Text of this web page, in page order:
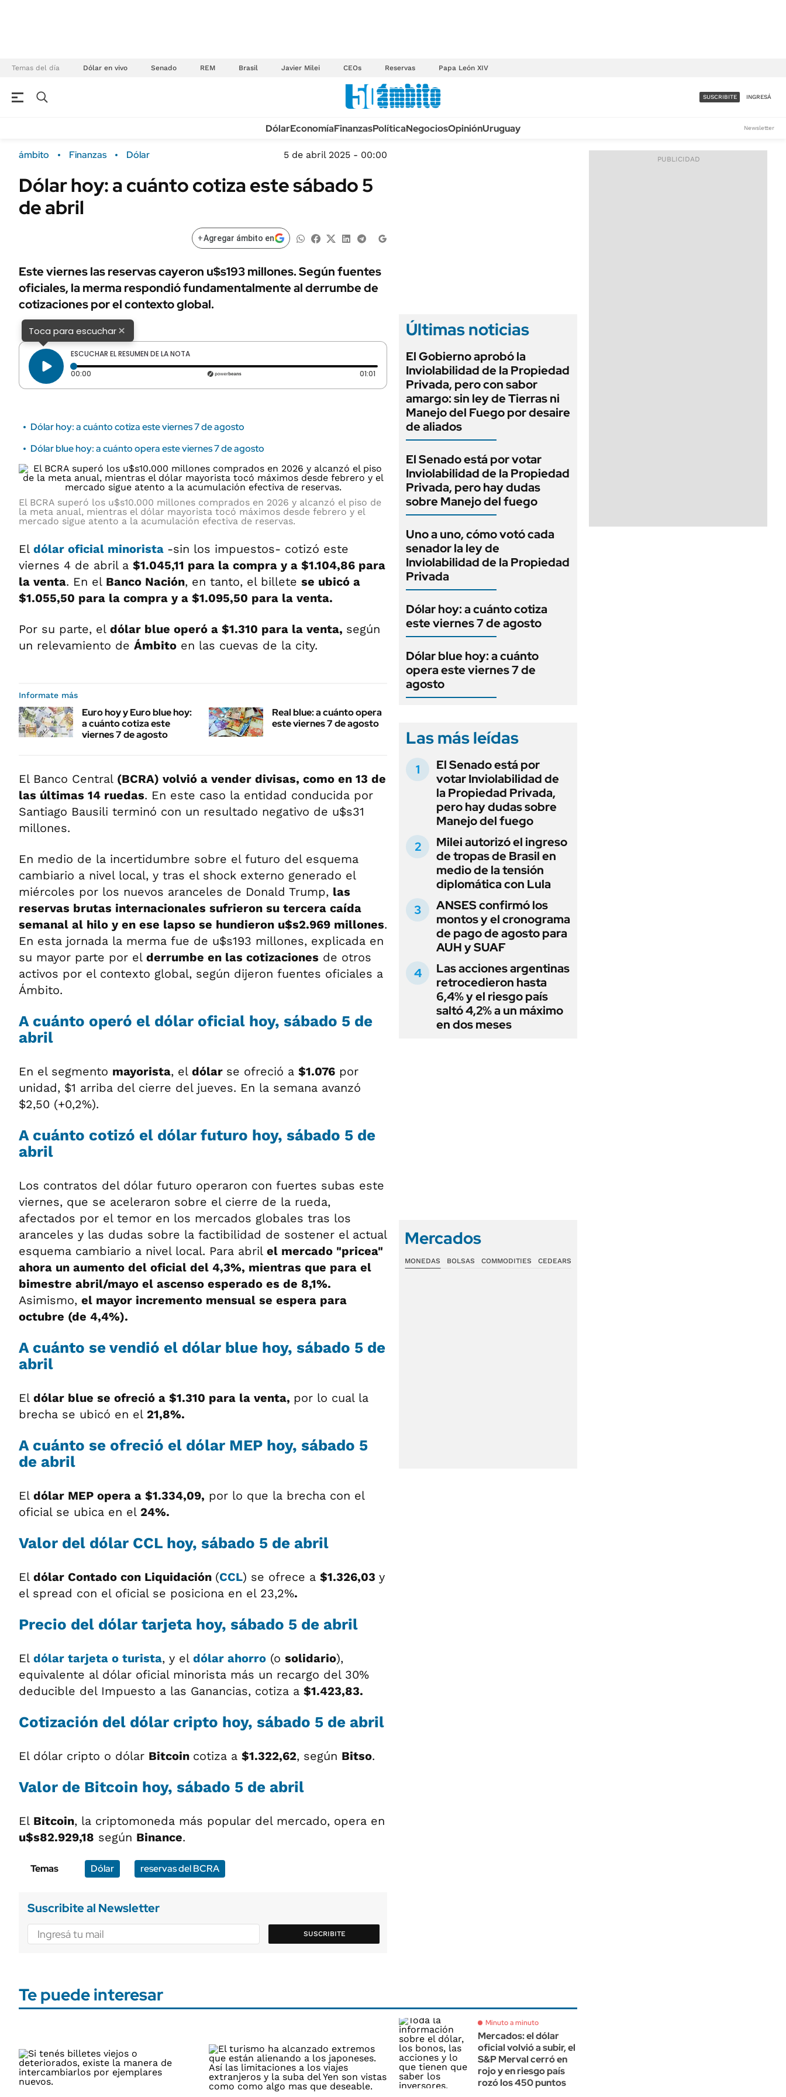
Temas del día Dólar en vivo Senado REM Brasil Javier Milei CEOs Reservas Papa León XIV
Campo
FINANZAS
ÁMBITO DEBATE
MEDIAKIT AMBITO DEBATE
Sustentabilidad
POLÍTICA
Municipios
URUGUAY
TECNOLOGÍA
MÉXICO
MUNDO
LIFESTYLE
AUTOS
ACCESO FULL - $1.800/MES
SUSCRIBITE INGRESÁ
DólarEconomíaFinanzasPolíticaNegociosOpiniónUruguay Newsletter
ámbito Finanzas Dólar 5 de abril 2025 - 00:00
Dólar hoy: a cuánto cotiza este sábado 5
de abril
+Agregar ámbito en
Este viernes las reservas cayeron u$s193 millones. Según fuentes
oficiales, la merma respondió fundamentalmente al derrumbe de
cotizaciones por el contexto global.
Toca para escuchar×
ESCUCHAR EL RESUMEN DE LA NOTA
00:00 Tiempo transcurrido: 0 segundos 01:01Duración: 1 minutos y 1 segundos
Dólar hoy: a cuánto cotiza este viernes 7 de agosto
Dólar blue hoy: a cuánto opera este viernes 7 de agosto
El BCRA superó los u$s10.000 millones comprados en 2026 y alcanzó el piso de
la meta anual, mientras el dólar mayorista tocó máximos desde febrero y el
mercado sigue atento a la acumulación efectiva de reservas.
El dólar oficial minorista -sin los impuestos- cotizó este
viernes 4 de abril a $1.045,11 para la compra y a $1.104,86 para
la venta. En el Banco Nación, en tanto, el billete se ubicó a
$1.055,50 para la compra y a $1.095,50 para la venta.
Por su parte, el dólar blue operó a $1.310 para la venta, según
un relevamiento de Ámbito en las cuevas de la city.
Informate más
Euro hoy y Euro blue hoy:
a cuánto cotiza este
viernes 7 de agosto
Real blue: a cuánto opera
este viernes 7 de agosto
El Banco Central (BCRA) volvió a vender divisas, como en 13 de
las últimas 14 ruedas. En este caso la entidad conducida por
Santiago Bausili terminó con un resultado negativo de u$s31
millones.
En medio de la incertidumbre sobre el futuro del esquema
cambiario a nivel local, y tras el shock externo generado el
miércoles por los nuevos aranceles de Donald Trump, las
reservas brutas internacionales sufrieron su tercera caída
semanal al hilo y en ese lapso se hundieron u$s2.969 millones.
En esta jornada la merma fue de u$s193 millones, explicada en
su mayor parte por el derrumbe en las cotizaciones de otros
activos por el contexto global, según dijeron fuentes oficiales a
Ámbito.
A cuánto operó el dólar oficial hoy, sábado 5 de
abril
En el segmento mayorista, el dólar se ofreció a $1.076 por
unidad, $1 arriba del cierre del jueves. En la semana avanzó
$2,50 (+0,2%).
A cuánto cotizó el dólar futuro hoy, sábado 5 de
abril
Los contratos del dólar futuro operaron con fuertes subas este
viernes, que se aceleraron sobre el cierre de la rueda,
afectados por el temor en los mercados globales tras los
aranceles y las dudas sobre la factibilidad de sostener el actual
esquema cambiario a nivel local. Para abril el mercado "pricea"
ahora un aumento del oficial del 4,3%, mientras que para el
bimestre abril/mayo el ascenso esperado es de 8,1%.
Asimismo, el mayor incremento mensual se espera para
octubre (de 4,4%).
A cuánto se vendió el dólar blue hoy, sábado 5 de
abril
El dólar blue se ofreció a $1.310 para la venta, por lo cual la
brecha se ubicó en el 21,8%.
A cuánto se ofreció el dólar MEP hoy, sábado 5
de abril
El dólar MEP opera a $1.334,09, por lo que la brecha con el
oficial se ubica en el 24%.
Valor del dólar CCL hoy, sábado 5 de abril
El dólar Contado con Liquidación (CCL) se ofrece a $1.326,03 y
el spread con el oficial se posiciona en el 23,2%.
Precio del dólar tarjeta hoy, sábado 5 de abril
El dólar tarjeta o turista, y el dólar ahorro (o solidario),
equivalente al dólar oficial minorista más un recargo del 30%
deducible del Impuesto a las Ganancias, cotiza a $1.423,83.
Cotización del dólar cripto hoy, sábado 5 de abril
El dólar cripto o dólar Bitcoin cotiza a $1.322,62, según Bitso.
Valor de Bitcoin hoy, sábado 5 de abril
El Bitcoin, la criptomoneda más popular del mercado, opera en
u$s82.929,18 según Binance.
Temas Dólar reservas del BCRA
Suscribite al Newsletter
SUSCRIBITE
Últimas noticias
El Gobierno aprobó la
Inviolabilidad de la Propiedad
Privada, pero con sabor
amargo: sin ley de Tierras ni
Manejo del Fuego por desaire
de aliados
El Senado está por votar
Inviolabilidad de la Propiedad
Privada, pero hay dudas
sobre Manejo del fuego
Uno a uno, cómo votó cada
senador la ley de
Inviolabilidad de la Propiedad
Privada
Dólar hoy: a cuánto cotiza
este viernes 7 de agosto
Dólar blue hoy: a cuánto
opera este viernes 7 de
agosto
Las más leídas
El Senado está por
votar Inviolabilidad de
la Propiedad Privada,
pero hay dudas sobre
Manejo del fuego
Milei autorizó el ingreso
de tropas de Brasil en
medio de la tensión
diplomática con Lula
ANSES confirmó los
montos y el cronograma
de pago de agosto para
AUH y SUAF
Las acciones argentinas
retrocedieron hasta
6,4% y el riesgo país
saltó 4,2% a un máximo
en dos meses
Mercados
MONEDAS BOLSAS COMMODITIES CEDEARS
Te puede interesar
Minuto a minuto
Mercados: el dólar
oficial volvió a subir, el
S&P Merval cerró en
rojo y en riesgo país
rozó los 450 puntos